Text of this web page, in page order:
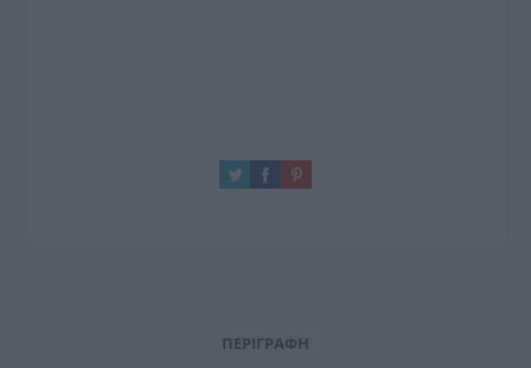
ΠΕΡΙΓΡΑΦΉ